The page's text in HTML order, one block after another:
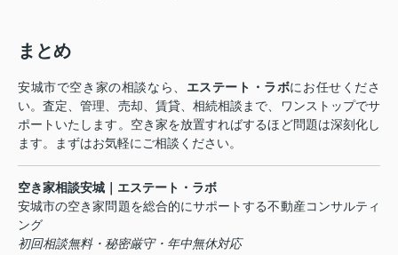
まとめ
安城市で空き家の相談なら、 エステート・ラボにお任せくださ
い。査定、管理、売却、賃貸、相続相談まで、ワンストップでサ
ポートいたします。空き家を放置すればするほど問題は深刻化し
ます。まずはお気軽にご相談ください。
空き家相談安城｜エステート・ラボ
安城市の空き家問題を総合的にサポートする不動産コンサルティ
ング
初回相談無料・秘密厳守・年中無休対応